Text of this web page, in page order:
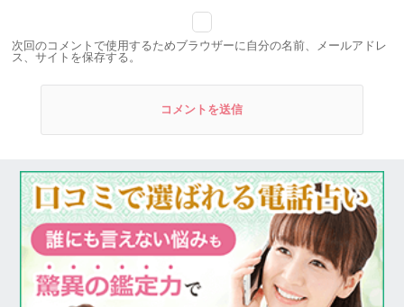
次回のコメントで使用するためブラウザーに自分の名前、メールアドレ
ス、サイトを保存する。